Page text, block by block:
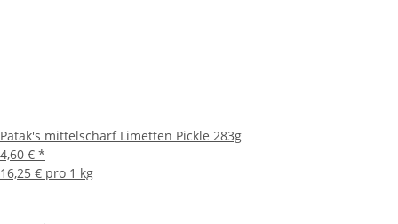
Patak's mittelscharf Limetten Pickle 283g
4,60 € *
16,25 € pro 1 kg